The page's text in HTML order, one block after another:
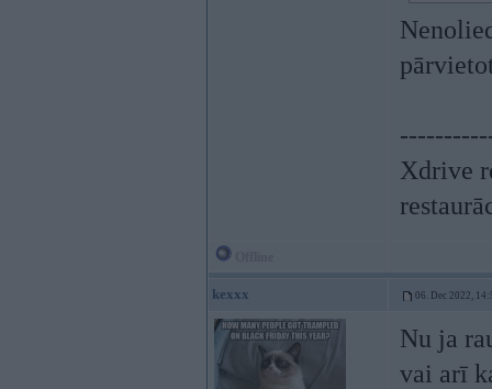
Xdrive
kexxx 06. Dec 2022,
Nu ja
vai arī